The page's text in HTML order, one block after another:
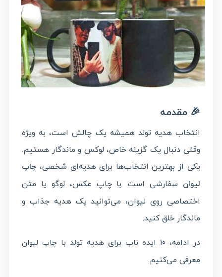
🎉 مقدمه
انتخاب هدیه تولد همیشه یک چالش است، به ویژه
وقتی دنبال یک گزینه خاص، لوکس و ماندگار هستیم.
یکی از بهترین انتخاب‌ها برای هدیه‌ای شخصی، چاپ
لیوان سفارشی است. با چاپ عکس، لوگو یا متن
اختصاصی روی لیوان، می‌توانید یک هدیه جذاب و
ماندگار خلق کنید.
در ادامه، ۱۰ ایده ناب برای هدیه تولد با چاپ لیوان
معرفی می‌کنیم.